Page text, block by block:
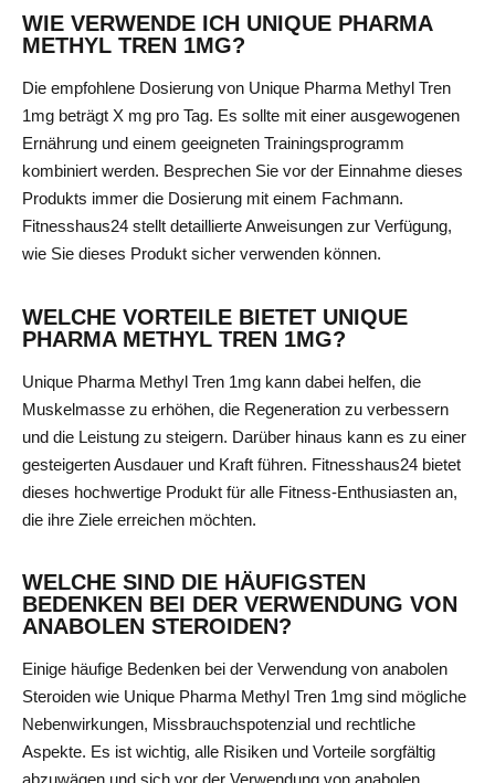
WIE VERWENDE ICH UNIQUE PHARMA
METHYL TREN 1MG?
Die empfohlene Dosierung von Unique Pharma Methyl Tren
1mg beträgt X mg pro Tag. Es sollte mit einer ausgewogenen
Ernährung und einem geeigneten Trainingsprogramm
kombiniert werden. Besprechen Sie vor der Einnahme dieses
Produkts immer die Dosierung mit einem Fachmann.
Fitnesshaus24 stellt detaillierte Anweisungen zur Verfügung,
wie Sie dieses Produkt sicher verwenden können.
WELCHE VORTEILE BIETET UNIQUE
PHARMA METHYL TREN 1MG?
Unique Pharma Methyl Tren 1mg kann dabei helfen, die
Muskelmasse zu erhöhen, die Regeneration zu verbessern
und die Leistung zu steigern. Darüber hinaus kann es zu einer
gesteigerten Ausdauer und Kraft führen. Fitnesshaus24 bietet
dieses hochwertige Produkt für alle Fitness-Enthusiasten an,
die ihre Ziele erreichen möchten.
WELCHE SIND DIE HÄUFIGSTEN
BEDENKEN BEI DER VERWENDUNG VON
ANABOLEN STEROIDEN?
Einige häufige Bedenken bei der Verwendung von anabolen
Steroiden wie Unique Pharma Methyl Tren 1mg sind mögliche
Nebenwirkungen, Missbrauchspotenzial und rechtliche
Aspekte. Es ist wichtig, alle Risiken und Vorteile sorgfältig
abzuwägen und sich vor der Verwendung von anabolen